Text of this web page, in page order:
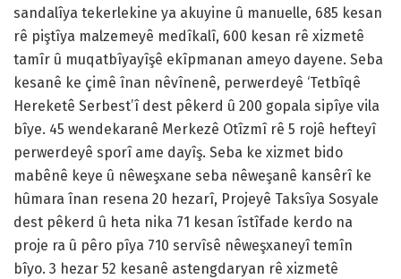
sandalîya tekerlekine ya akuyine û manuelle, 685 kesan
rê piştîya malzemeyê medîkalî, 600 kesan rê xizmetê
tamîr û muqatbîyayîşê ekîpmanan ameyo dayene. Seba
kesanê ke çimê înan nêvînenê, perwerdeyê ‘Tetbîqê
Hereketê Serbest’î dest pêkerd û 200 gopala sipîye vila
bîye. 45 wendekaranê Merkezê Otîzmî rê 5 rojê hefteyî
perwerdeyê sporî ame dayîş. Seba ke xizmet bido
mabênê keye û nêweşxane seba nêweşanê kansêrî ke
hûmara înan resena 20 hezarî, Projeyê Taksîya Sosyale
dest pêkerd û heta nika 71 kesan îstîfade kerdo na
proje ra û pêro pîya 710 servîsê nêweşxaneyî temîn
bîyo. 3 hezar 52 kesanê astengdaryan rê xizmetê